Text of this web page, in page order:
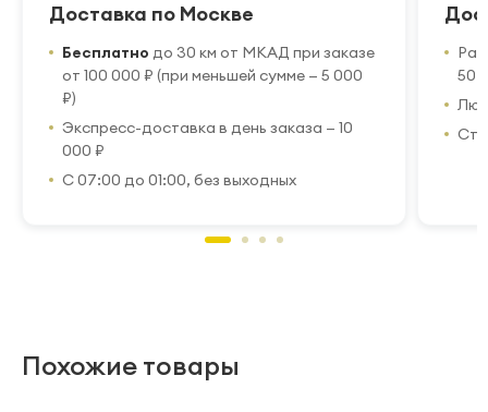
Доставка по Москве
Бесплатно до 30 км от МКАД при заказе
от 100 000 ₽ (при меньшей сумме — 5 000
₽)
Экспресс-доставка в день заказа — 10
000 ₽
С 07:00 до 01:00, без выходных
50
Похожие товары